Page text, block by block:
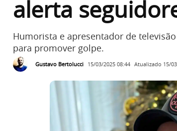
alerta
Humorista e apresentador de
para promover golpe.
Gustavo Bertolucci 15/03/2025 08:44 Atualizado 15/